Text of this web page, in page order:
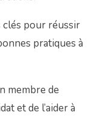
clés pour réussir
pratiques à
membre de
et de l’aider à